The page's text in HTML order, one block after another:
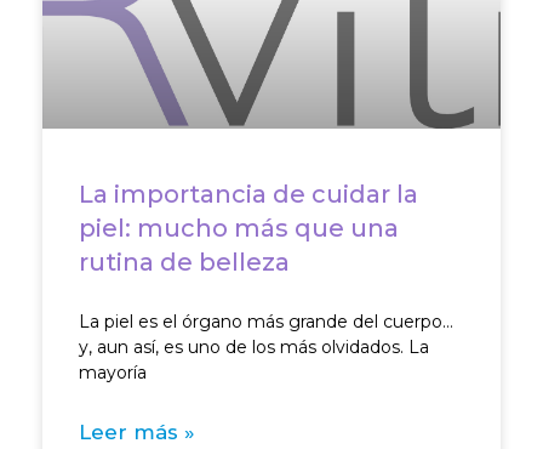
La importancia de cuidar la
piel: mucho más que una
rutina de belleza
La piel es el órgano más grande del cuerpo…
y, aun así, es uno de los más olvidados. La
mayoría
Leer más »